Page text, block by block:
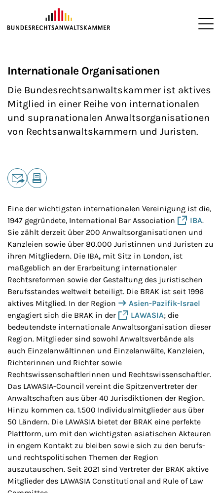
ZUM HAUPTINHALT SPRINGEN
Internationale Organisationen
Die Bundesrechtsanwaltskammer ist aktives
Mitglied in einer Reihe von internationalen
und supranationalen Anwaltsorganisationen
von Rechtsanwaltskammern und Juristen.
Teilen
Eine der wichtigsten internationalen Vereinigung ist die,
1947 gegründete, International Bar Association
IBA.
Sie zählt derzeit über 200 Anwaltsorganisationen und
Kanzleien sowie über 80.000 Juristinnen und Juristen zu
ihren Mitgliedern. Die IBA, mit Sitz in London, ist
maßgeblich an der Erarbeitung internationaler
Rechtsreformen sowie der Gestaltung des juristischen
Berufsstandes weltweit beteiligt. Die BRAK ist seit 1996
aktives Mitglied. In der Region
Asien-Pazifik-Israel
engagiert sich die BRAK in der
LAWASIA; die
bedeutendste internationale Anwaltsorganisation dieser
Region. Mitglieder sind sowohl Anwaltsverbände als
auch Einzelanwältinnen und Einzelanwälte, Kanzleien,
Richterinnen und Richter sowie
Rechtswissenschaftlerinnen und Rechtswissenschaftler.
Das LAWASIA-Council vereint die Spitzenvertreter der
Anwaltschaften aus über 40 Jurisdiktionen der Region.
Hinzu kommen ca. 1.500 Individualmitglieder aus über
50 Ländern. Die LAWASIA bietet der BRAK eine perfekte
Plattform, um mit den wichtigsten asiatischen Akteuren
in engem Kontakt zu bleiben sowie sich zu den berufs-
und rechtspolitischen Themen der Region
auszutauschen. Seit 2021 sind Vertreter der BRAK aktive
Mitglieder des LAWASIA Constitutional and Rule of Law